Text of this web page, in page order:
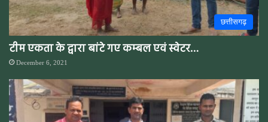
छत्तीसगढ़
टीम एकता के द्वारा बांटे गए कम्बल एवं स्वेटर…
December 6, 2021